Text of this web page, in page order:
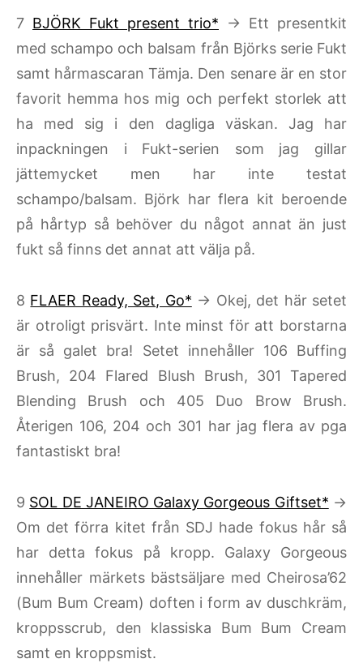
7 BJÖRK Fukt present trio* → Ett presentkit
med schampo och balsam från Björks serie Fukt
samt hårmascaran Tämja. Den senare är en stor
favorit hemma hos mig och perfekt storlek att
ha med sig i den dagliga väskan. Jag har
inpackningen i Fukt-serien som jag gillar
jättemycket men har inte testat
schampo/balsam. Björk har flera kit beroende
på hårtyp så behöver du något annat än just
fukt så finns det annat att välja på.
8 FLAER Ready, Set, Go* → Okej, det här setet
är otroligt prisvärt. Inte minst för att borstarna
är så galet bra! Setet innehåller 106 Buffing
Brush, 204 Flared Blush Brush, 301 Tapered
Blending Brush och 405 Duo Brow Brush.
Återigen 106, 204 och 301 har jag flera av pga
fantastiskt bra!
9 SOL DE JANEIRO Galaxy Gorgeous Giftset* →
Om det förra kitet från SDJ hade fokus hår så
har detta fokus på kropp. Galaxy Gorgeous
innehåller märkets bästsäljare med Cheirosa’62
(Bum Bum Cream) doften i form av duschkräm,
kroppsscrub, den klassiska Bum Bum Cream
samt en kroppsmist.